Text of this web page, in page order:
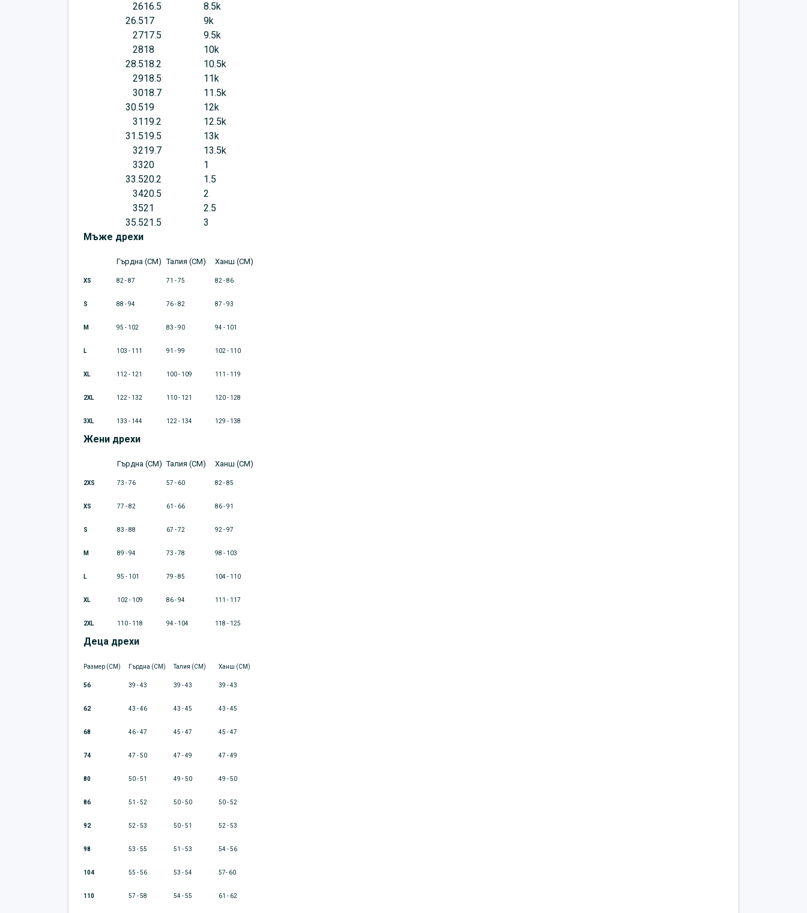
2616.5
8.5k
26.517
9k
2717.5
9.5k
2818
10k
28.518.2
10.5k
2918.5
11k
3018.7
11.5k
30.519
12k
31 19.2
12.5k
31.519.5
13k
3219.7
13.5k
3320
1
33.520.2
1.5
3420.5
2
3521
2.5
35.521.5
3
Мъже дрехи
Гърдна (CM) Талия (CM) Ханш (CM)
XS 82 - 87 71 - 75 82 - 86
S 88 - 94 76 - 82 87 - 93
M 95 - 102 83 - 90 94 - 101
L 103 - 111 91 - 99 102 - 110
XL 112 - 121 100 - 109 111 - 119
2XL 122 - 132 110 - 121 120 - 128
3XL 133 - 144 122 - 134 129 - 138
Жени дрехи
Гърдна (CM) Талия (CM) Ханш (CM)
2XS 73 - 76 57 - 60 82 - 85
XS 77 - 82 61 - 66 86 - 91
S 83 - 88 67 - 72 92 - 97
M 89 - 94 73 - 78 98 - 103
L 95 - 101 79 - 85 104 - 110
XL 102 - 109 86 - 94 111 - 117
2XL 110 - 118 94 - 104 118 - 125
Деца дрехи
Размер (CM) Гърдна (CM) Талия (CM) Ханш (CM)
56 39 - 43 39 - 43 39 - 43
62 43 - 46 43 - 45 43 - 45
68 46 - 47 45 - 47 45 - 47
74 47 - 50 47 - 49 47 - 49
80 50 - 51 49 - 50 49 - 50
86 51 - 52 50 - 50 50 - 52
92 52 - 53 50 - 51 52 - 53
98 53 - 55 51 - 53 54 - 56
104 55 - 56 53 - 54 57- 60
110 57 - 58 54 - 55 61 - 62